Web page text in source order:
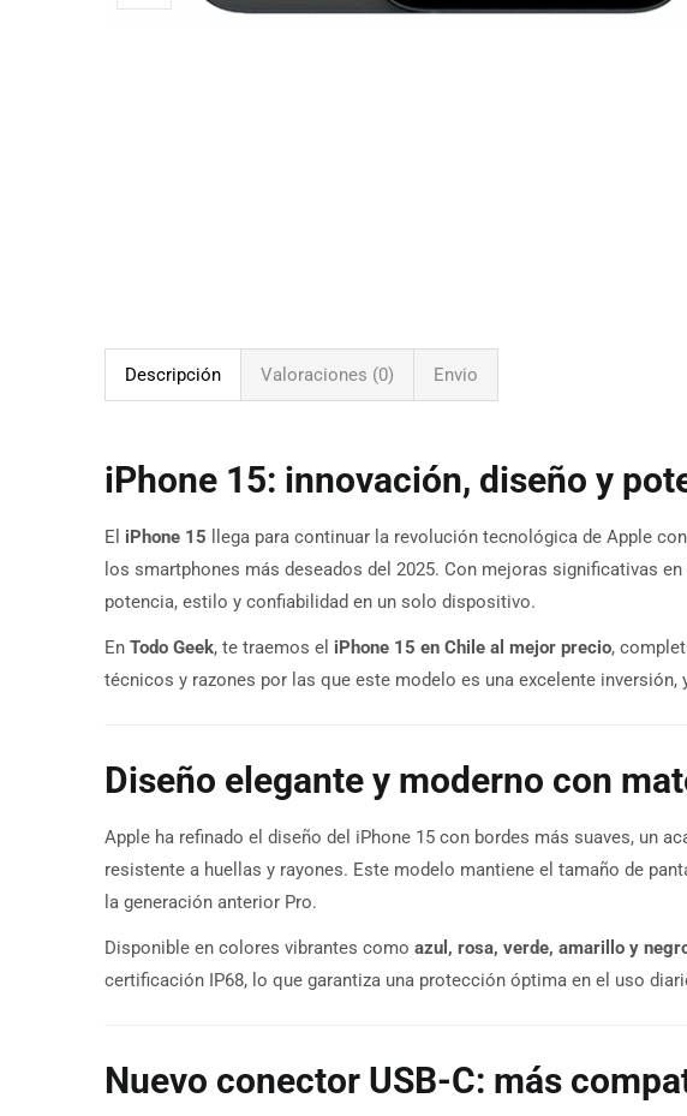
Descripción Valoraciones (0) Envio
iPhone 15: innovación, diseño y
El iPhone 15 llega para continuar la revolución tecnológica de Apple
los smartphones más deseados del 2025. Con mejoras significativas
potencia, estilo y confiabilidad en un solo dispositivo.
En Todo Geek, te traemos el iPhone 15 en Chile al mejor precio,
técnicos y razones por las que este modelo es una excelente
Diseño elegante y moderno con
Apple ha refinado el diseño del iPhone 15 con bordes más suaves, un
resistente a huellas y rayones. Este modelo mantiene el tamaño de
la generación anterior Pro.
Disponible en colores vibrantes como azul, rosa, verde, amarillo y
certificación IP68, lo que garantiza una protección óptima en el uso
Nuevo conector USB-C: más